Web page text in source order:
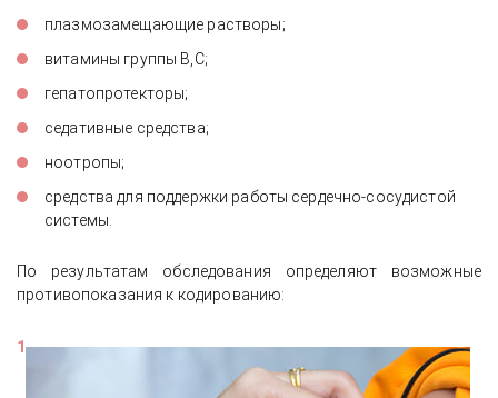
плазмозамещающие растворы;
витамины группы В,С;
гепатопротекторы;
седативные средства;
ноотропы;
средства для поддержки работы сердечно-сосудистой
системы.
По результатам обследования определяют возможные
противопоказания к кодированию: